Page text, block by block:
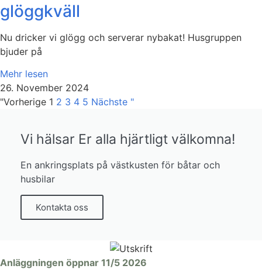
glöggkväll
Nu dricker vi glögg och serverar nybakat! Husgruppen
bjuder på
Mehr lesen
26. November 2024
"Vorherige 1 2 3 4 5 Nächste "
Vi hälsar Er alla hjärtligt välkomna!
En ankringsplats på västkusten för båtar och
husbilar
Kontakta oss
Anläggningen öppnar 11/5 2026